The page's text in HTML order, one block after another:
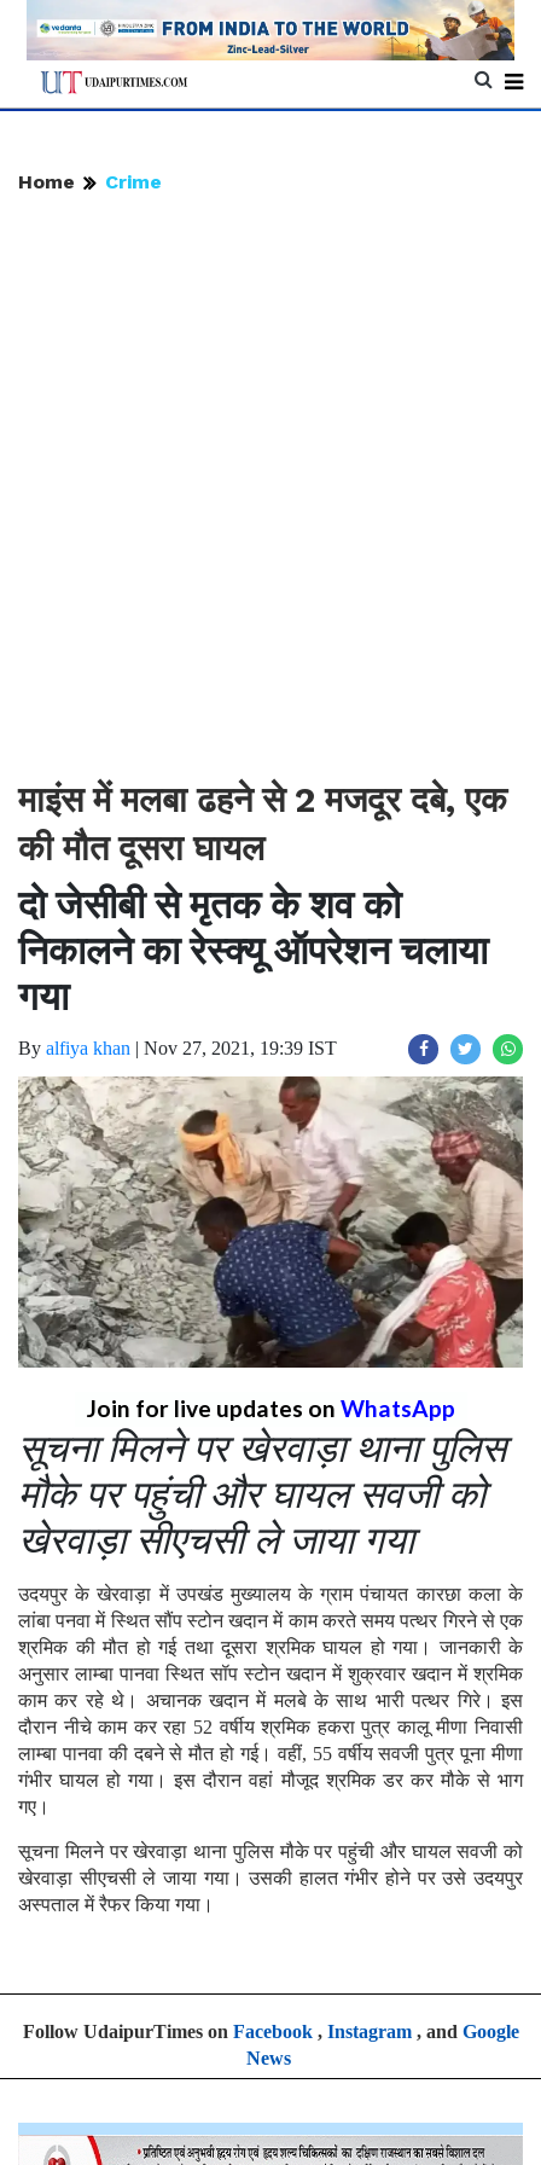
Home Crime
माइंस में मलबा ढहने से 2 मजदूर दबे, एक
की मौत दूसरा घायल
दो जेसीबी से मृतक के शव को
निकालने का रेस्क्यू ऑपरेशन चलाया
गया
By alfiya khan | Nov 27, 2021, 19:39 IST
Join for live updates on WhatsApp
सूचना मिलने पर खेरवाड़ा थाना पुलिस
मौके पर पहुंची और घायल सवजी को
खेरवाड़ा सीएचसी ले जाया गया
उदयपुर के खेरवाड़ा में उपखंड मुख्यालय के ग्राम पंचायत कारछा कला के
लांबा पनवा में स्थित सौंप स्टोन खदान में काम करते समय पत्थर गिरने से एक
श्रमिक की मौत हो गई तथा दूसरा श्रमिक घायल हो गया। जानकारी के
अनुसार लाम्बा पानवा स्थित सॉप स्टोन खदान में शुक्रवार खदान में श्रमिक
काम कर रहे थे। अचानक खदान में मलबे के साथ भारी पत्थर गिरे। इस
दौरान नीचे काम कर रहा 52 वर्षीय श्रमिक हकरा पुत्र कालू मीणा निवासी
लाम्बा पानवा की दबने से मौत हो गई। वहीं, 55 वर्षीय सवजी पुत्र पूना मीणा
गंभीर घायल हो गया। इस दौरान वहां मौजूद श्रमिक डर कर मौके से भाग
गए।
सूचना मिलने पर खेरवाड़ा थाना पुलिस मौके पर पहुंची और घायल सवजी को
खेरवाड़ा सीएचसी ले जाया गया। उसकी हालत गंभीर होने पर उसे उदयपुर
अस्पताल में रैफर किया गया।
Follow UdaipurTimes on Facebook, Instagram, and Google
News